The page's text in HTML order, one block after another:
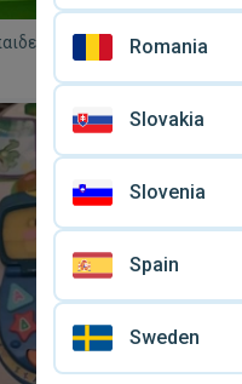
μεταχειρισμένο
Romania
Slovakia
Slovenia
Spain
Sweden